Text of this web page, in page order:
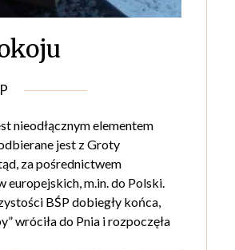
nieodłącznym elementem
jest z Groty
za pośrednictwem
m.in. do Polski.
BŚP dobiegły końca,
wróciła do Pnia i rozpoczęła